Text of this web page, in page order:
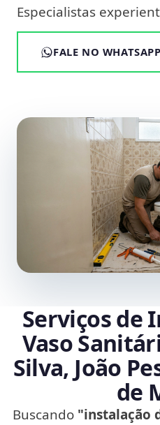
Especialistas
FALE NO WHATSAPP
Serviços de
Vaso
Silva, João
de
Buscando "instalação